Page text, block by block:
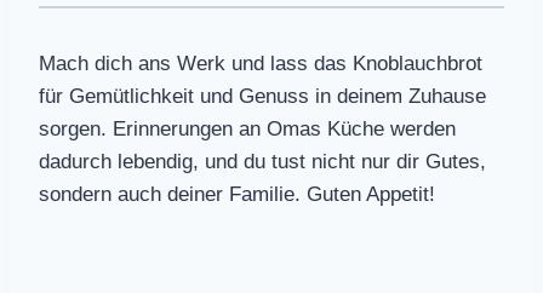
Mach dich ans Werk und lass das Knoblauchbrot
für Gemütlichkeit und Genuss in deinem Zuhause
sorgen. Erinnerungen an Omas Küche werden
dadurch lebendig, und du tust nicht nur dir Gutes,
sondern auch deiner Familie. Guten Appetit!